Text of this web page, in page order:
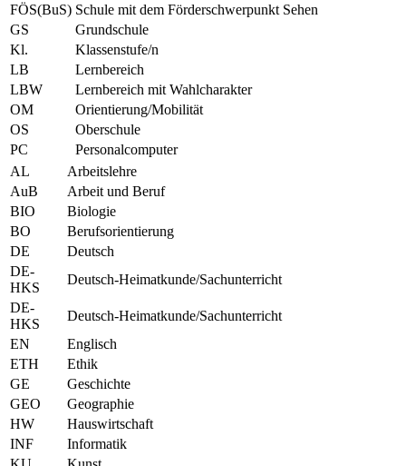
FÖS(BuS) Schule mit dem Förderschwerpunkt Sehen
GS
Grundschule
Kl.
Klassenstufe/n
LB
Lernbereich
LBW
Lernbereich mit Wahlcharakter
OM
Orientierung/Mobilität
OS
Oberschule
PC
Personalcomputer
AL
Arbeitslehre
AuB
Arbeit und Beruf
BIO
Biologie
BO
Berufsorientierung
DE
Deutsch
DE-
HKS
Deutsch-Heimatkunde/Sachunterricht
DE-
HKS
Deutsch-Heimatkunde/Sachunterricht
EN
Englisch
ETH
Ethik
GE
Geschichte
GEO
Geographie
HW
Hauswirtschaft
INF
Informatik